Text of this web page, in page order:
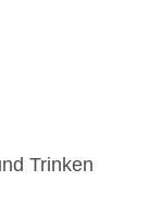
Gästen
verfügbar.